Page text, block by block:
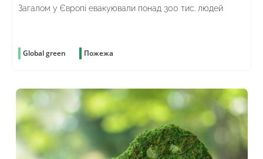
Загалом у Європі евакуювали понад 300 тис. людей
Global green Пожежа